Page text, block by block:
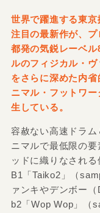
世界で躍進する東
注目の最新作が、
都発の気鋭レーベ
ルのフィジカル・
をさらに深めた内
ニマル・フットワ
生している。
容赦ない高速ドラム
ニマルで最低限の
ッドに織りなされ
B1「Taiko2」（
ァンキやデンボー
b2「Wop Wop」（